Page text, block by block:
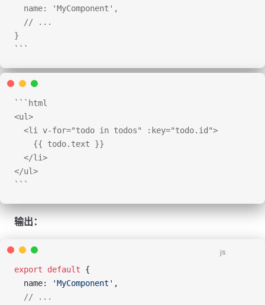
  name: 'MyComponent',
  // ...
}
```
```html
<ul>
  <li v-for="todo in todos" :key="todo.id">
    {{ todo.text }}
  </li>
</ul>
```
输出：
js
export default {
  name:
'MyComponent' ,
  // ...